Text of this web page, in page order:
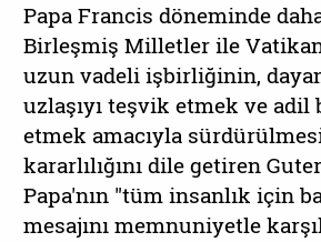
Papa Francis döneminde
Birleşmiş Milletler ile
uzun vadeli işbirliğinin,
uzlaşıyı teşvik etmek ve
etmek amacıyla
kararlılığını dile getiren
Papa'nın "tüm insanlık için
mesajını memnuniyetle